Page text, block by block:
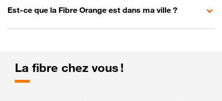
Est-ce que la Fibre Orange est dans ma ville ?
La fibre chez vous !